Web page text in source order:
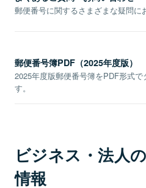
郵便番号に関するさまざまな疑問に
郵便番号簿PDF（2025年度版）
2025年度版郵便番号簿をPDF形式で
す。
ビジネス・法人
情報